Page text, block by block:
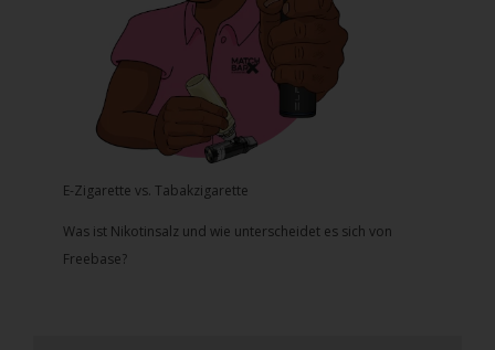
E-Zigarette vs. Tabakzigarette
Was ist Nikotinsalz und wie unterscheidet es sich von
Freebase?